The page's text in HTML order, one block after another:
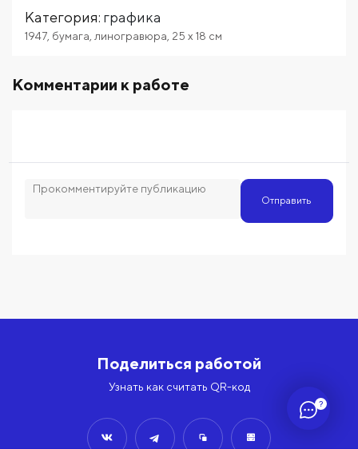
?
Категория: графика
1947 бумага линогравюра 25 x 18 см
Комментарии к работе
Отправить
Поделиться работой
Узнать как считать QR-код